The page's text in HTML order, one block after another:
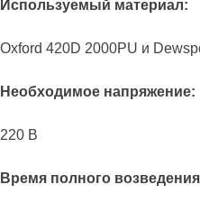
Используемый материал:
Oxford 420D 2000PU и
Необходимое напряжение:
220 В
Время полного